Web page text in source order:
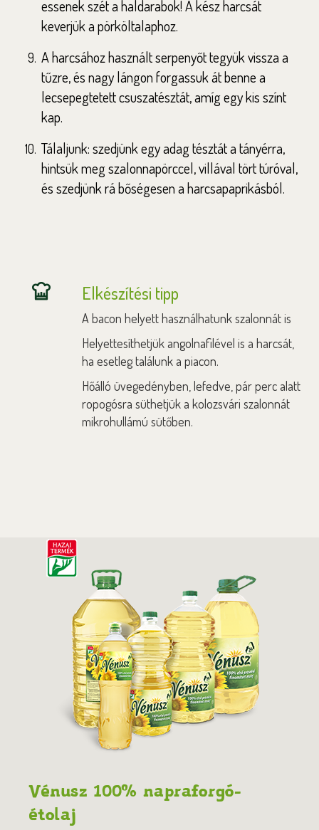
essenek szét a haldarabok! A kész harcsát
keverjük a pörköltalaphoz.
A harcsához használt serpenyőt tegyük vissza a
tűzre, és nagy lángon forgassuk át benne a
lecsepegtetett csuszatésztát, amíg egy kis színt
kap.
Tálaljunk: szedjünk egy adag tésztát a tányérra,
hintsük meg szalonnapörccel, villával tört túróval,
és szedjünk rá bőségesen a harcsapaprikásból.
Elkészítési tipp
A bacon helyett használhatunk szalonnát is
Helyettesíthetjük angolnafilével is a harcsát,
ha esetleg találunk a piacon.
Hőálló üvegedényben, lefedve, pár perc alatt
ropogósra süthetjük a kolozsvári szalonnát
mikrohullámú sütőben.
Vénusz 100% napraforgó-
étolaj